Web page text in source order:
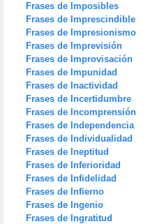
Frases de Imposibles
Frases de Imprescindible
Frases de Impresionismo
Frases de Imprevisión
Frases de Improvisación
Frases de Impunidad
Frases de Inactividad
Frases de Incertidumbre
Frases de Incomprensión
Frases de Independencia
Frases de Individualidad
Frases de Ineptitud
Frases de Inferioridad
Frases de Infidelidad
Frases de Infierno
Frases de Ingenio
Frases de Ingratitud